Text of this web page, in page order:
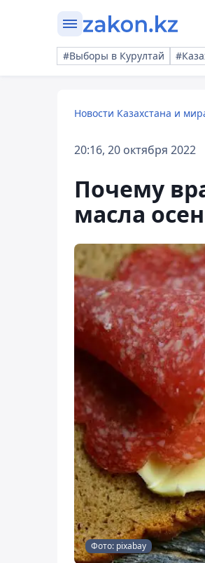
#Выборы в Курултай
Новости Казахстана и
20:16, 20 октября 2022
Почему
масла
Фото: pixabay